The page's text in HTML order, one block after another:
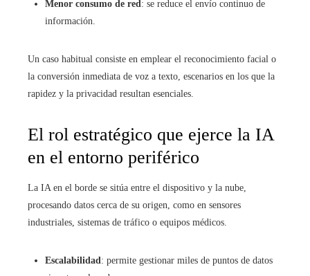
Menor consumo de red: se reduce el envío continuo de
información.
Un caso habitual consiste en emplear el reconocimiento facial o
la conversión inmediata de voz a texto, escenarios en los que la
rapidez y la privacidad resultan esenciales.
El rol estratégico que ejerce la IA
en el entorno periférico
La IA en el borde se sitúa entre el dispositivo y la nube,
procesando datos cerca de su origen, como en sensores
industriales, sistemas de tráfico o equipos médicos.
Escalabilidad: permite gestionar miles de puntos de datos